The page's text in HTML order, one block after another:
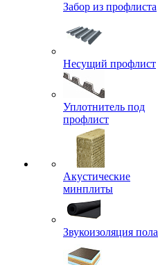
Забор из профлиста
Несущий профлист
Уплотнитель под
профлист
Акустические
минплиты
Звукоизоляция пола